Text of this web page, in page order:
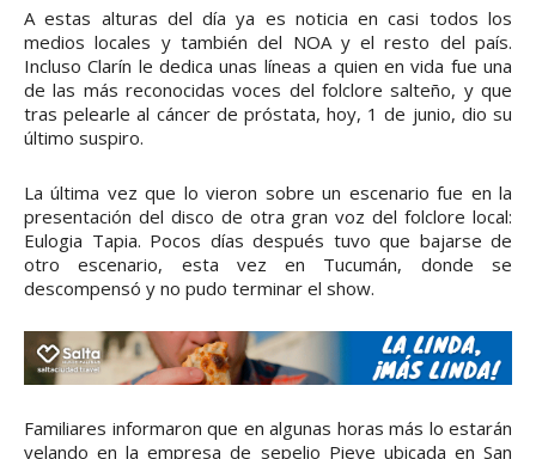
A estas alturas del día ya es noticia en casi todos los
medios locales y también del NOA y el resto del país.
Incluso Clarín le dedica unas líneas a quien en vida fue una
de las más reconocidas voces del folclore salteño, y que
tras pelearle al cáncer de próstata, hoy, 1 de junio, dio su
último suspiro.
La última vez que lo vieron sobre un escenario fue en la
presentación del disco de otra gran voz del folclore local:
Eulogia Tapia. Pocos días después tuvo que bajarse de
otro escenario, esta vez en Tucumán, donde se
descompensó y no pudo terminar el show.
Familiares informaron que en algunas horas más lo estarán
velando en la empresa de sepelio Pieve ubicada en San